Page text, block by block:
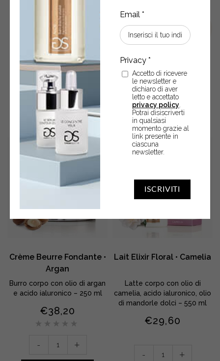
ISCRIVITI
Accetto di ricevere
le newsletter e
dichiaro di aver
letto e accettato
privacy policy
Potrai disiscriverti
in qualsiasi
momento grazie al
link presente in
ciascuna
newsletter.
POTREBBERO ANCHE
INTERESSARTI
Crème Beurre Fondante •
Argan
Burro corpo con olio di argan
e acido ialuronico – 250 ml
€38,20
- +
Lait Elixir Floral • Camelia
Latte corpo con olio di
camelia, acido ialuronico, olio
di mandorle dolci – 550 ml
€29,60
- +